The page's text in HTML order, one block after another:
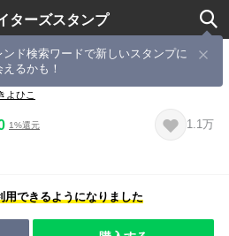
ターズスタンプ
ンド検索ワードで新しいスタンプに
えるかも！
と！２
よひこ
1%還元 1.1万
用できるようになりました